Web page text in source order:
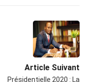
Article Suivant
Présidentielle 2020 : La